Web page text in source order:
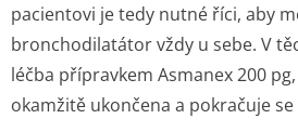
pacientovi je tedy nutné říci, aby
bronchodilatátor vždy u sebe. V
léčba přípravkem Asmanex 200
okamžitě ukončena a pokračuje